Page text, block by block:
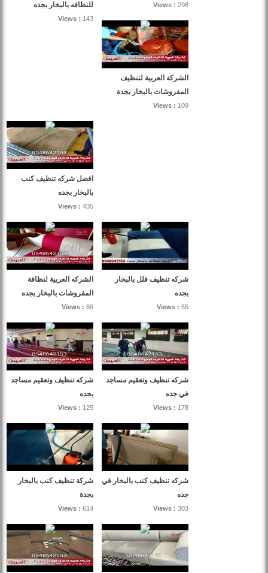
للنظافه بالبخار بجده
Views : 143
Views : 298
الشركة العربية لتنظيف
المفروشات بالبخار بجدة
Views : 109
افضل شركه تنظيف كنب
بالبخار بجده
Views : 435
الشركه العربية لنظافة
المفروشات بالبخار بجده
Views : 66
شركه تنظيف فلل بالبخار
بجده
Views : 55
شركه تنظيف وتعقيم مساجد
بجده
Views : 125
شركه تنظيف وتعقيم مساجد
في جده
Views : 178
شركة تنظيف كنب بالبخار
بجدة
Views : 614
شركه تنظيف كنب بالبخار في
جده
Views : 303